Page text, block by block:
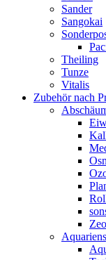
Sander
Sangokai
Theiling
Tunze
Vitalis
Zubehör nach